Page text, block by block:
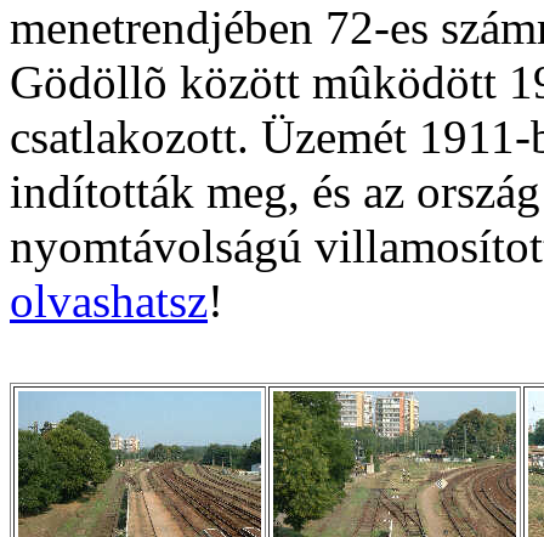
menetrendjében 72-es
Gödöllõ között mûködött
csatlakozott. Üzemét
indították meg, és az
nyomtávolságú
olvashatsz!